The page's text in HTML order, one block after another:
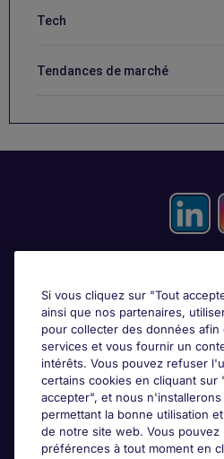
Tech
Tendances de marché
Candidats
Entreprises
Contact
Les avis Google
Si vous cliquez sur "Tout
ainsi que nos partenaires,
pour collecter des données afin
services et vous fournir un
intérêts. Vous pouvez refuser
certains cookies en cliquant sur
accepter", et nous
permettant la bonne utilisation
de notre site web. Vous pouvez
préférences à tout moment en